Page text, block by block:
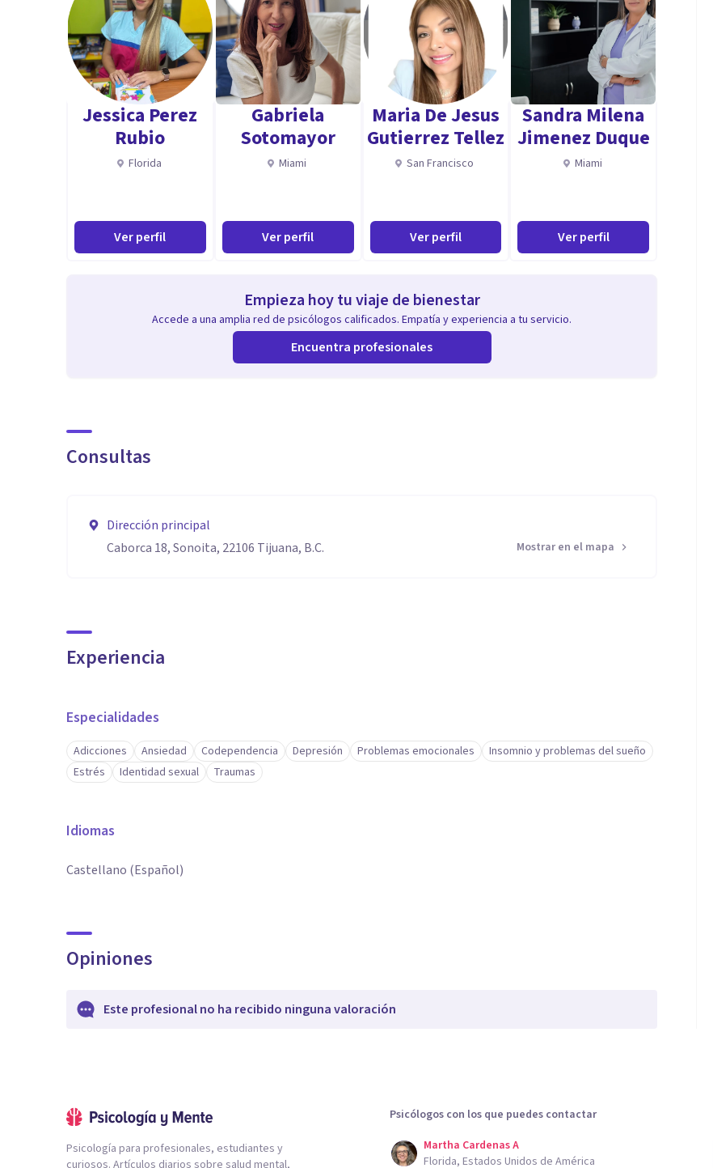
Jessica Perez
Rubio
Florida
Ver perfil
Gabriela
Sotomayor
Miami
Ver perfil
Maria De Jesus
Gutierrez Tellez
San Francisco
Ver perfil
Sandra Milena
Jimenez Duque
Miami
Ver perfil
Empieza hoy tu viaje de bienestar
Accede a una amplia red de psicólogos calificados. Empatía y experiencia a tu servicio.
Encuentra profesionales
Consultas
Dirección principal
Caborca 18, Sonoita, 22106 Tijuana, B.C.
Mostrar en el mapa
Experiencia
Especialidades
Adicciones Ansiedad Codependencia Depresión Problemas emocionales
Insomnio y problemas del sueño
Estrés
Identidad sexual Traumas
Idiomas
Castellano (Español)
Opiniones
Este profesional no ha recibido ninguna valoración
Psicología para profesionales, estudiantes y
curiosos. Artículos diarios sobre salud mental,
Psicólogos con los que puedes contactar
Martha Cardenas A
Florida, Estados Unidos de América